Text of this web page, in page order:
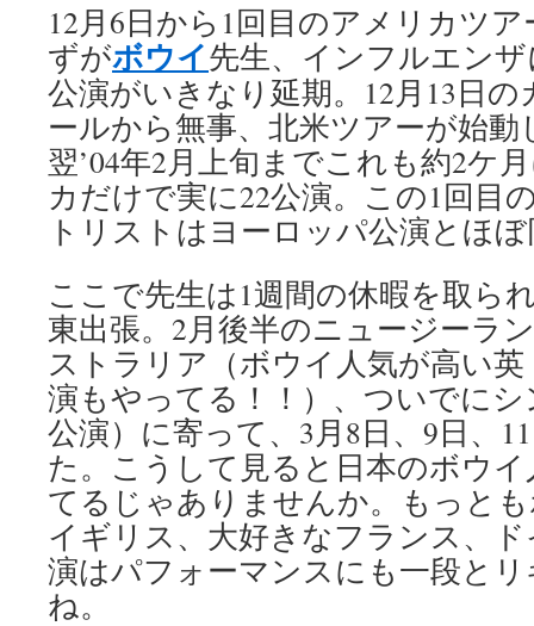
12月6日から1回目のアメリカツ
ずがボウイ先生、インフルエン
公演がいきなり延期。12月13日
ールから無事、北米ツアーが始
翌’04年2月上旬までこれも約2ケ
カだけで実に22公演。この1回目
トリストはヨーロッパ公演とほ
ここで先生は1週間の休暇を取ら
東出張。2月後半のニュージーラ
ストラリア（ボウイ人気が高い
演もやってる！！）、ついでに
公演）に寄って、3月8日、9日、
た。こうして見ると日本のボウ
てるじゃありませんか。もっと
イギリス、大好きなフランス、
演はパフォーマンスにも一段と
ね。